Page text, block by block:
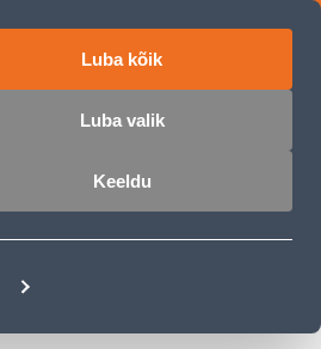
Luba kõik
Luba valik
Keeldu